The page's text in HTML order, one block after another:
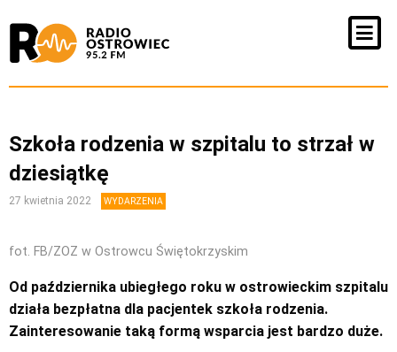
Szkoła rodzenia w szpitalu to strzał w
dziesiątkę
27 kwietnia 2022 WYDARZENIA
fot. FB/ZOZ w Ostrowcu Świętokrzyskim
Od października ubiegłego roku w ostrowieckim szpitalu
działa bezpłatna dla pacjentek szkoła rodzenia.
Zainteresowanie taką formą wsparcia jest bardzo duże.